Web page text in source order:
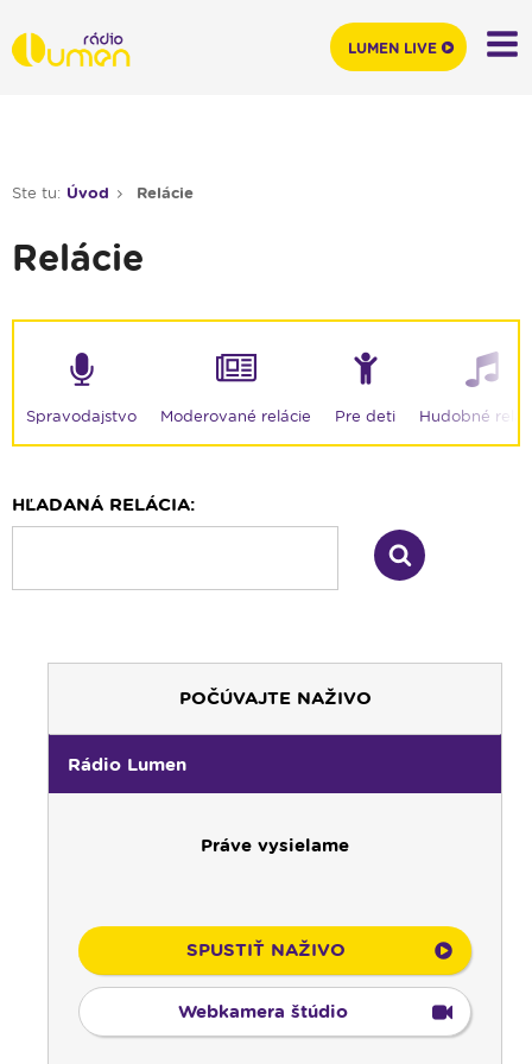
Ste tu: Úvod Relácie
Relácie
Spravodajstvo Moderované relácie Pre deti Hudobné
HĽADANÁ RELÁCIA:
POČÚVAJTE NAŽIVO
Rádio Lumen
Práve vysielame
SPUSTIŤ NAŽIVO
Webkamera štúdio
Predel do nového dňa
Pod vankúš
04:50
Deň s modlitbou
05:15
Rádio Vatikán - SK (repríza)
05:30
Litánie loretánske
05:45
Ranné chvály
LUMEN LIVE